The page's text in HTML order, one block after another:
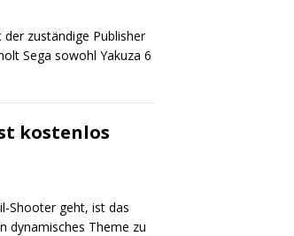
zuständige Publisher
Sega sowohl Yakuza 6
kostenlos
Shooter geht, ist das
dynamisches Theme zu